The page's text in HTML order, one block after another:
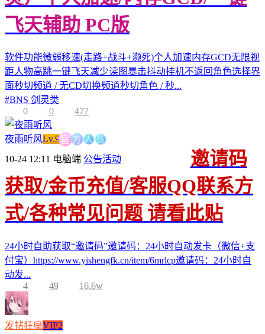
飞天辅助 PC版
软件功能微弱移速(走路+战斗+濒死)个人加速内存GCD无限视
距人物高跳一键飞天减少读图暴击抖动挂机不返回角色选择界
面秒切频道 / 无CD切换频道秒切角色 / 秒...
#BNS 剑灵类
0
0 477
夜雨听风Lv.9官方人员
10-24 12:11 电脑端 公告活动
邀请码
获取/金币充值/客服QQ联系方
式/各种常见问题 请看此贴
24小时自助获取“邀请码”邀请码：24小时自动发卡（微信+支
付宝）https://www.yishengfk.cn/item/6mrlcp邀请码：24小时自
动发...
4
49 16.6w
发帖狂魔VIP2